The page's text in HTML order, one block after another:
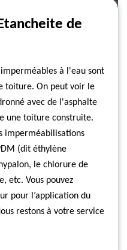
de
à l'eau sont
toiture. On peut voir le
avec de l'asphalte
une toiture construite.
imperméabilisations
(dit éthylène
le chlorure de
etc. Vous pouvez
pour l’application du
restons à votre service